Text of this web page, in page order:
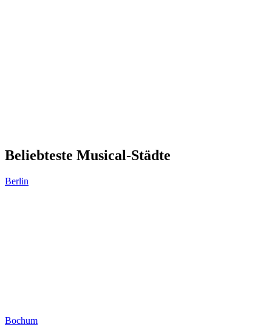
Beliebteste Musical-Städte
Berlin
Bochum